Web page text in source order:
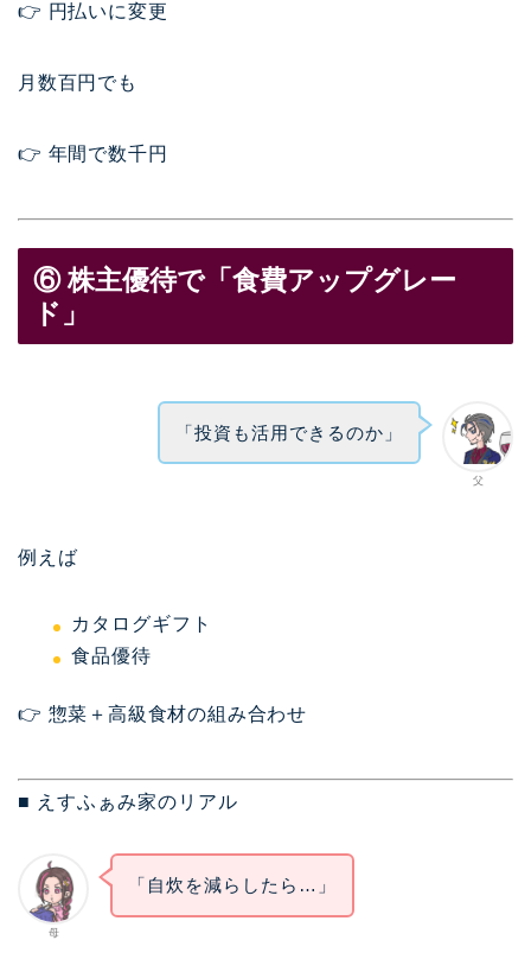
👉 円払いに変更
月数百円でも
👉 年間で数千円
⑥ 株主優待で「食費アップグレー
ド」
父
「投資も活用できるのか」
例えば
カタログギフト
食品優待
👉 惣菜＋高級食材の組み合わせ
■ えすふぁみ家のリアル
母
「自炊を減らしたら…」